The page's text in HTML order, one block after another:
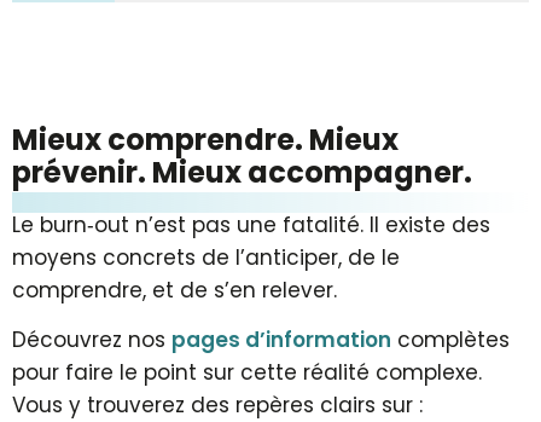
Toutes nos actions, ateliers
et rencontres à venir
Découvrir
Mieux comprendre. Mieux
prévenir. Mieux accompagner.
Le burn‑out n’est pas une fatalité. Il existe des
moyens concrets de l’anticiper, de le
comprendre, et de s’en relever.
Découvrez nos pages d’information complètes
pour faire le point sur cette réalité complexe.
Vous y trouverez des repères clairs sur :